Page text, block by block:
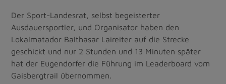
Der Sport-Landesrat, selbst begeisterter
Ausdauersportler, und Organisator haben den
Lokalmatador Balthasar Laireiter auf die Strecke
geschickt und nur 2 Stunden und 13 Minuten später
hat der Eugendorfer die Führung im Leaderboard vom
Gaisbergtrail übernommen.